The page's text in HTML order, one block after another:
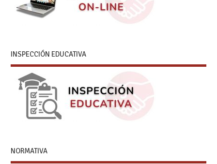
INSPECCIÓN EDUCATIVA
NORMATIVA